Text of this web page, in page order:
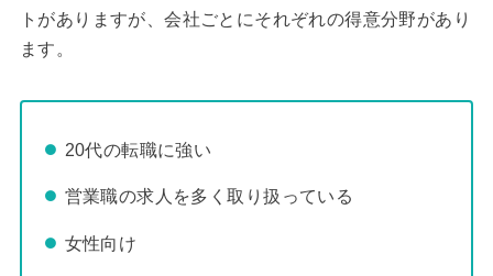
トがありますが、会社ごとにそれぞれの得意分野があり
ます。
20代の転職に強い
営業職の求人を多く取り扱っている
女性向け